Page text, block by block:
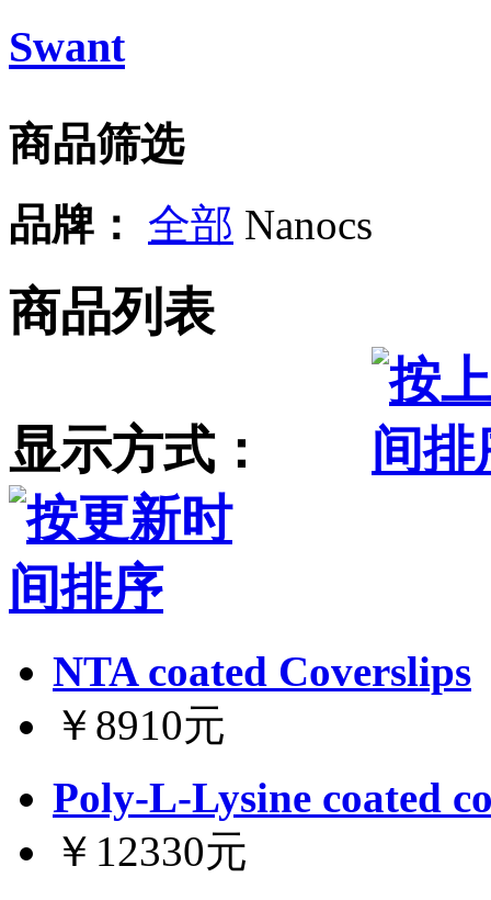
Swant
商品筛选
品牌： 全部 Nanocs
商品列表
显示方式：
NTA coated Coverslips
￥8910元
Poly-L-Lysine coated
￥12330元